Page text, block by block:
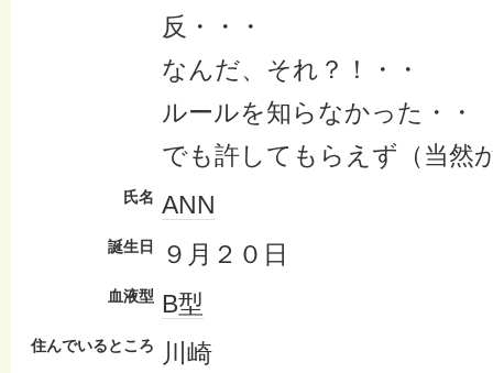
反・・・
なんだ、それ？！・・
ルールを知らなかった・・
でも許してもらえず（当然
氏名 ANN
誕生日 ９月２０日
血液型 B型
住んでいるところ 川崎